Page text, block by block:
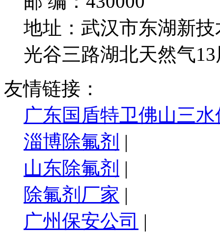
地址：武汉市东湖新
光谷三路湖北天然气13
友情链接：
广东国盾特卫佛山三
淄博除氟剂 |
山东除氟剂 |
除氟剂厂家 |
广州保安公司 |